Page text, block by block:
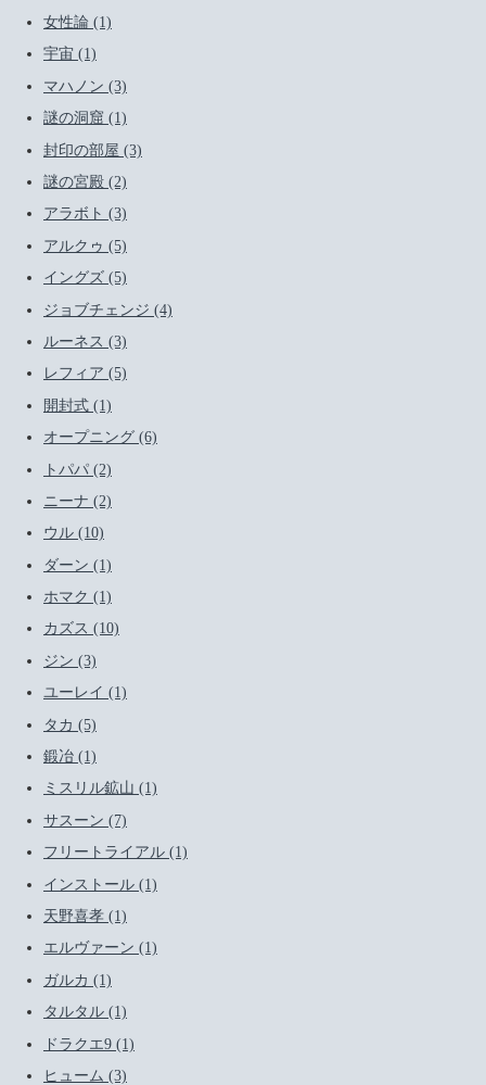
女性論 (1)
宇宙 (1)
マハノン (3)
謎の洞窟 (1)
封印の部屋 (3)
謎の宮殿 (2)
アラボト (3)
アルクゥ (5)
イングズ (5)
ジョブチェンジ (4)
ルーネス (3)
レフィア (5)
開封式 (1)
オープニング (6)
トパパ (2)
ニーナ (2)
ウル (10)
ダーン (1)
ホマク (1)
カズス (10)
ジン (3)
ユーレイ (1)
タカ (5)
鍛冶 (1)
ミスリル鉱山 (1)
サスーン (7)
フリートライアル (1)
インストール (1)
天野喜孝 (1)
エルヴァーン (1)
ガルカ (1)
タルタル (1)
ドラクエ9 (1)
ヒューム (3)